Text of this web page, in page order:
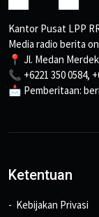
Kantor Pusat LPP
Media radio berita
📍 Jl. Medan
📞 +6221 350 0584,
📩 Pemberitaan:
Ketentuan
Kebijakan Privasi